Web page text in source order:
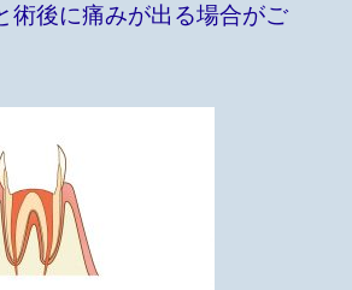
術後に痛みが出る場合がご